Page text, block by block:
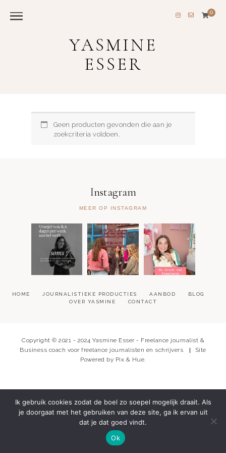
0
YASMINE
ESSER
Geen producten gevonden die aan je
zoekcriteria voldoen.
Instagram
MEER OP INSTAGRAM
HOME JOURNALISTIEKE PRODUCTIES AANBOD
BLOG
OVER YASMINE
CONTACT
Copyright © 2021 - 2024 Yasmine Esser - Freelance journalist &
Business coach voor freelance journalisten en schrijvers
Site
Powered by Pix & Hue.
Ik gebruik cookies zodat de boel zo soepel mogelijk draait. Als
je doorgaat met het gebruiken van deze site, ga ik ervan uit
dat je dat goed vindt.
Ok